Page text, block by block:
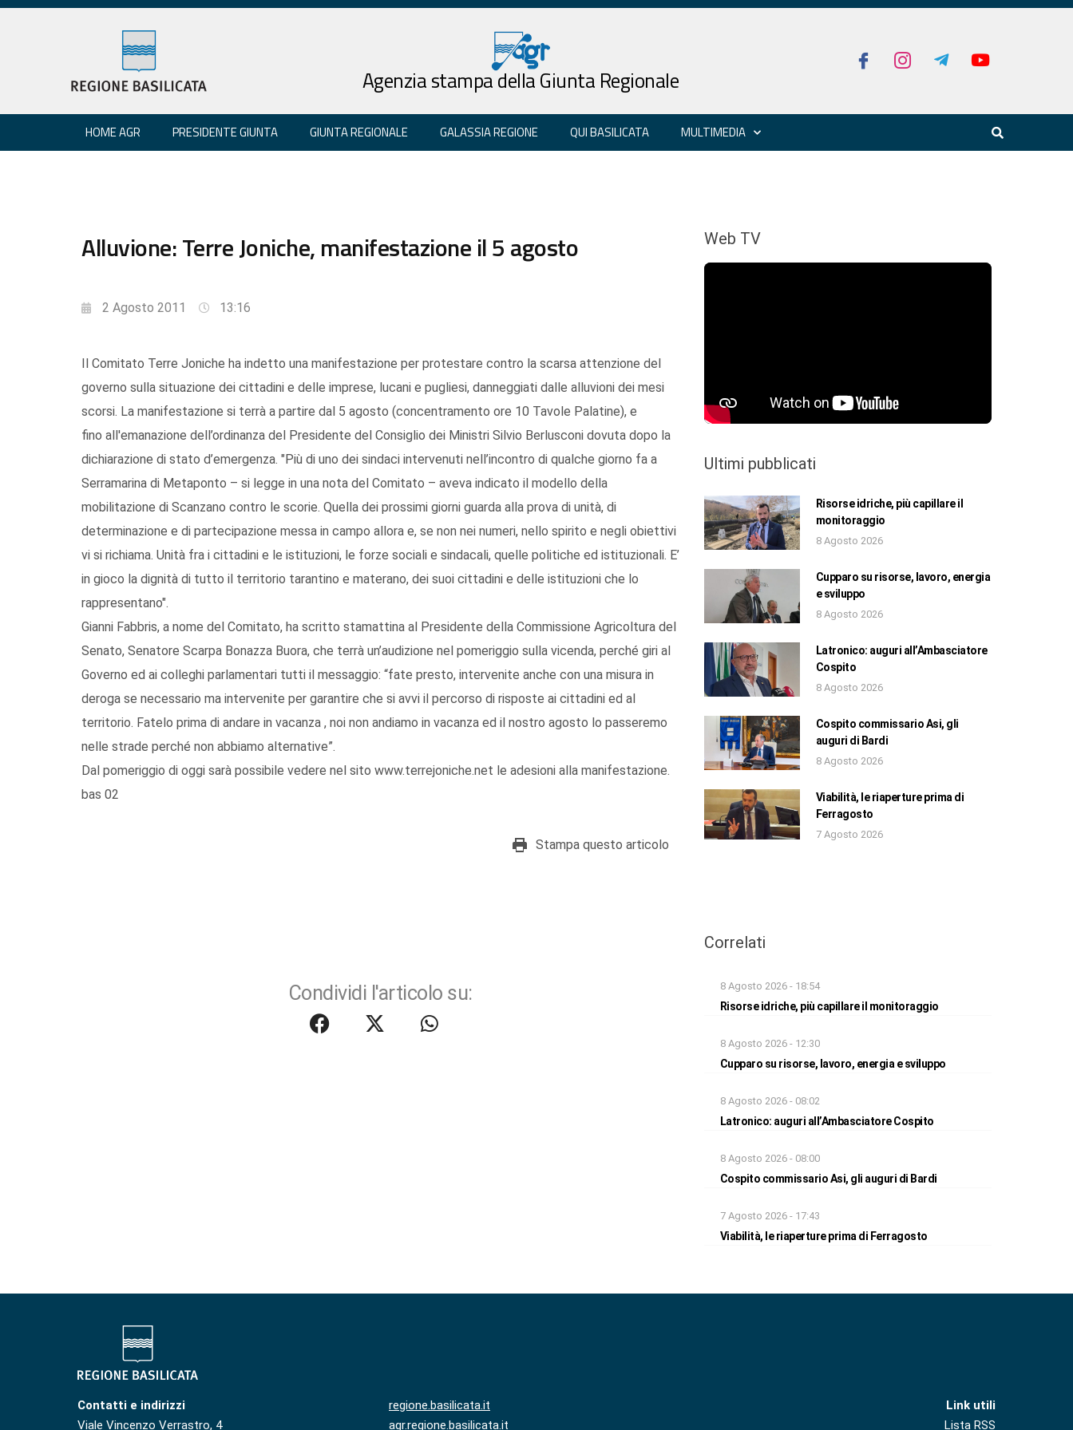
Agenzia stampa della Giunta Regionale
HOME AGR PRESIDENTE GIUNTA GIUNTA REGIONALE GALASSIA REGIONE QUI BASILICATA MULTIMEDIA
Alluvione: Terre Joniche, manifestazione il 5 agosto
2 Agosto 2011 13:16
Il Comitato Terre Joniche ha indetto una manifestazione per protestare contro la scarsa attenzione del
governo sulla situazione dei cittadini e delle imprese, lucani e pugliesi, danneggiati dalle alluvioni dei mesi
scorsi. La manifestazione si terrà a partire dal 5 agosto (concentramento ore 10 Tavole Palatine), e
fino all'emanazione dell’ordinanza del Presidente del Consiglio dei Ministri Silvio Berlusconi dovuta dopo la
dichiarazione di stato d’emergenza. "Più di uno dei sindaci intervenuti nell’incontro di qualche giorno fa a
Serramarina di Metaponto – si legge in una nota del Comitato – aveva indicato il modello della
mobilitazione di Scanzano contro le scorie. Quella dei prossimi giorni guarda alla prova di unità, di
determinazione e di partecipazione messa in campo allora e, se non nei numeri, nello spirito e negli obiettivi
vi si richiama. Unità fra i cittadini e le istituzioni, le forze sociali e sindacali, quelle politiche ed istituzionali. E’
in gioco la dignità di tutto il territorio tarantino e materano, dei suoi cittadini e delle istituzioni che lo
rappresentano".
Gianni Fabbris, a nome del Comitato, ha scritto stamattina al Presidente della Commissione Agricoltura del
Senato, Senatore Scarpa Bonazza Buora, che terrà un’audizione nel pomeriggio sulla vicenda, perché giri al
Governo ed ai colleghi parlamentari tutti il messaggio: “fate presto, intervenite anche con una misura in
deroga se necessario ma intervenite per garantire che si avvi il percorso di risposte ai cittadini ed al
territorio. Fatelo prima di andare in vacanza , noi non andiamo in vacanza ed il nostro agosto lo passeremo
nelle strade perché non abbiamo alternative”.
Dal pomeriggio di oggi sarà possibile vedere nel sito www.terrejoniche.net le adesioni alla manifestazione.
bas 02
Stampa questo articolo
Condividi l'articolo su:
Web TV
Ultimi pubblicati
Risorse idriche, più capillare il
monitoraggio
8 Agosto 2026
Cupparo su risorse, lavoro, energia
e sviluppo
8 Agosto 2026
Latronico: auguri all’Ambasciatore
Cospito
8 Agosto 2026
Cospito commissario Asi, gli
auguri di Bardi
8 Agosto 2026
Viabilità, le riaperture prima di
Ferragosto
7 Agosto 2026
Correlati
8 Agosto 2026 - 18:54
Risorse idriche, più capillare il monitoraggio
8 Agosto 2026 - 12:30
Cupparo su risorse, lavoro, energia e sviluppo
8 Agosto 2026 - 08:02
Latronico: auguri all’Ambasciatore Cospito
8 Agosto 2026 - 08:00
Cospito commissario Asi, gli auguri di Bardi
7 Agosto 2026 - 17:43
Viabilità, le riaperture prima di Ferragosto
Contatti e indirizzi
Viale Vincenzo Verrastro, 4
regione.basilicata.it
agr.regione.basilicata.it
Link utili
Lista RSS